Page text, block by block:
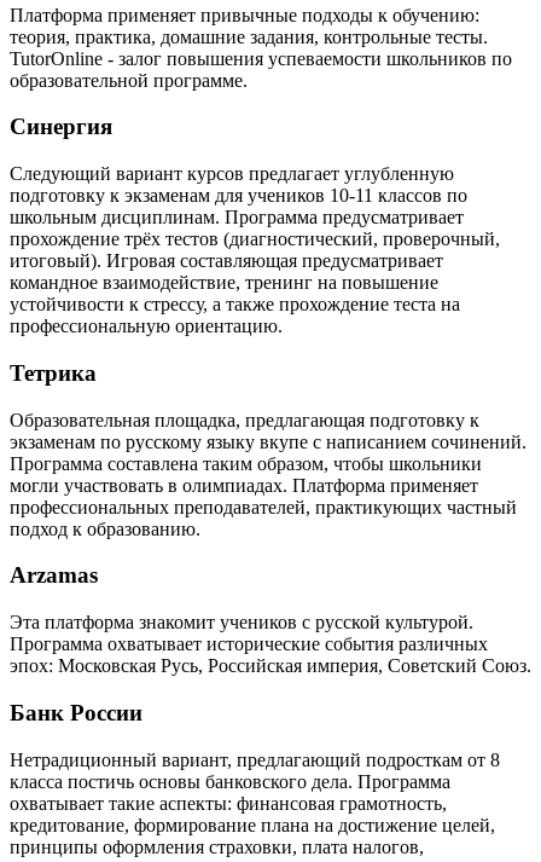
Платформа применяет привычные подходы к обучению:
теория, практика, домашние задания, контрольные тесты.
TutorOnline - залог повышения успеваемости школьников по
образовательной программе.
Синергия
Следующий вариант курсов предлагает углубленную
подготовку к экзаменам для учеников 10-11 классов по
школьным дисциплинам. Программа предусматривает
прохождение трёх тестов (диагностический, проверочный,
итоговый). Игровая составляющая предусматривает
командное взаимодействие, тренинг на повышение
устойчивости к стрессу, а также прохождение теста на
профессиональную ориентацию.
Тетрика
Образовательная площадка, предлагающая подготовку к
экзаменам по русскому языку вкупе с написанием сочинений.
Программа составлена таким образом, чтобы школьники
могли участвовать в олимпиадах. Платформа применяет
профессиональных преподавателей, практикующих частный
подход к образованию.
Arzamas
Эта платформа знакомит учеников с русской культурой.
Программа охватывает исторические события различных
эпох: Московская Русь, Российская империя, Советский Союз.
Банк России
Нетрадиционный вариант, предлагающий подросткам от 8
класса постичь основы банковского дела. Программа
охватывает такие аспекты: финансовая грамотность,
кредитование, формирование плана на достижение целей,
принципы оформления страховки, плата налогов,